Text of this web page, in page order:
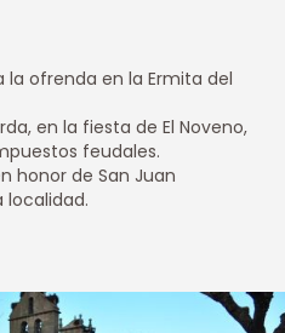
la ofrenda en la Ermita del
en la fiesta de El Noveno,
feudales.
honor de San Juan
localidad.